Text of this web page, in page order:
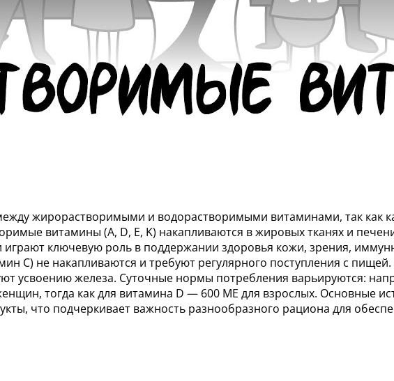
жирорастворимыми и водорастворимыми витаминами, так как
витамины (A, D, E, K) накапливаются в жировых тканях и
ключевую роль в поддержании здоровья кожи, зрения,
C) не накапливаются и требуют регулярного поступления с
усвоению железа. Суточные нормы потребления варьируются:
тогда как для витамина D — 600 МЕ для взрослых. Основные
что подчеркивает важность разнообразного рациона для